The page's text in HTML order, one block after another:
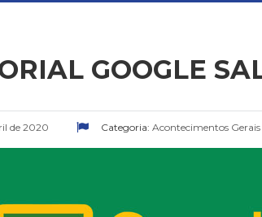
GOOGLE
de 2020 Categoria: Acontecimentos Gerais